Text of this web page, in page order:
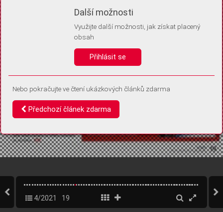
Identifikátor je zcela anonymní.
Vaše souhlasy a odmítnutí si ukládáme do vašeho zařízení, abychom se
vás už příště znovu neptali. Můžete je kdykoli později upravit ve Správě
4/2021 19
Další možnosti
Využijte další možnosti, jak získat placený
obsah
Přihlásit se
Nebo pokračujte ve čtení ukázkových článků zdarma
Předchozí článek zdarma